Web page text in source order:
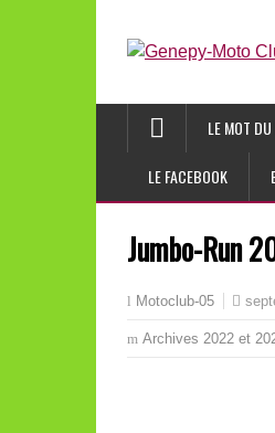
LE MOT
LE FACEBOOK
Jumbo-Run
Motoclub-05
Archives 2022 et